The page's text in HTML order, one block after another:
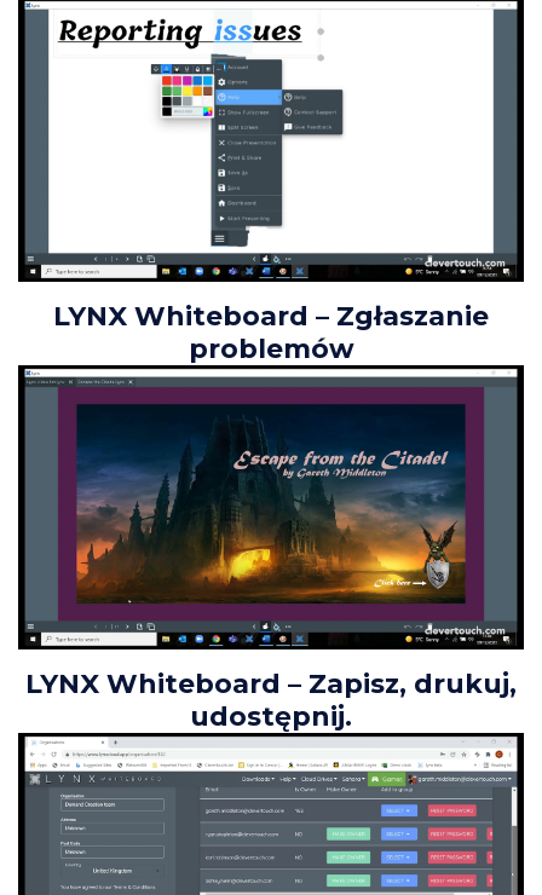
LYNX Whiteboard – Zgłaszanie
problemów
LYNX Whiteboard – Zapisz, drukuj,
udostępnij.